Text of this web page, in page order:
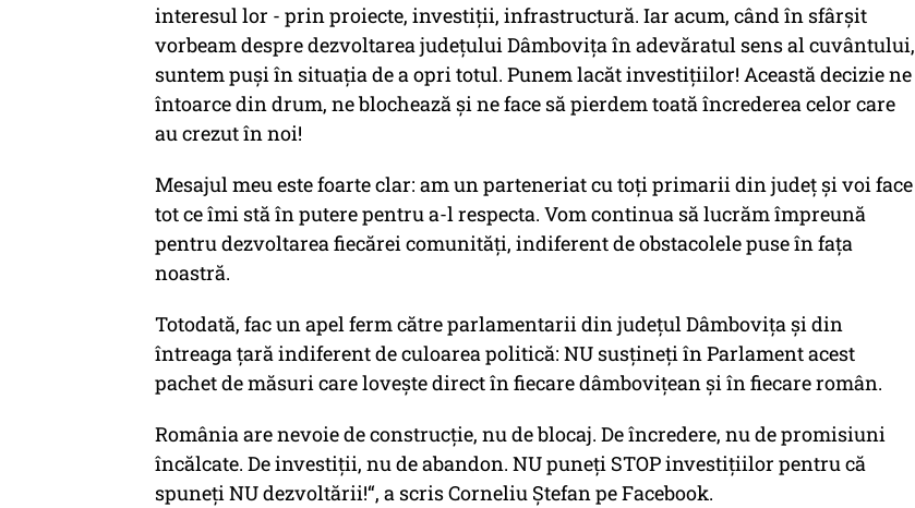
interesul lor - prin proiecte, investiții, infrastructură. Iar acum, când în sfârșit
vorbeam despre dezvoltarea județului Dâmbovița în adevăratul sens al cuvântului,
suntem puși în situația de a opri totul. Punem lacăt investițiilor! Această decizie ne
întoarce din drum, ne blochează și ne face să pierdem toată încrederea celor care
au crezut în noi!
Mesajul meu este foarte clar: am un parteneriat cu toți primarii din județ și voi face
tot ce îmi stă în putere pentru a-l respecta. Vom continua să lucrăm împreună
pentru dezvoltarea fiecărei comunități, indiferent de obstacolele puse în fața
noastră.
Totodată, fac un apel ferm către parlamentarii din județul Dâmbovița și din
întreaga țară indiferent de culoarea politică: NU susțineți în Parlament acest
pachet de măsuri care lovește direct în fiecare dâmbovițean și în fiecare român.
România are nevoie de construcție, nu de blocaj. De încredere, nu de promisiuni
încălcate. De investiții, nu de abandon. NU puneți STOP investițiilor pentru că
spuneți NU dezvoltării!“, a scris Corneliu Ștefan pe Facebook.